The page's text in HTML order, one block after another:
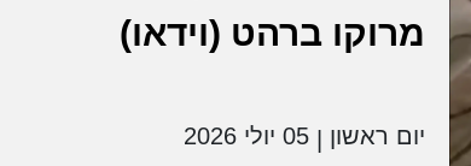
מרוקו ברהט (וידאו)
יום ראשון 05 יולי 2026